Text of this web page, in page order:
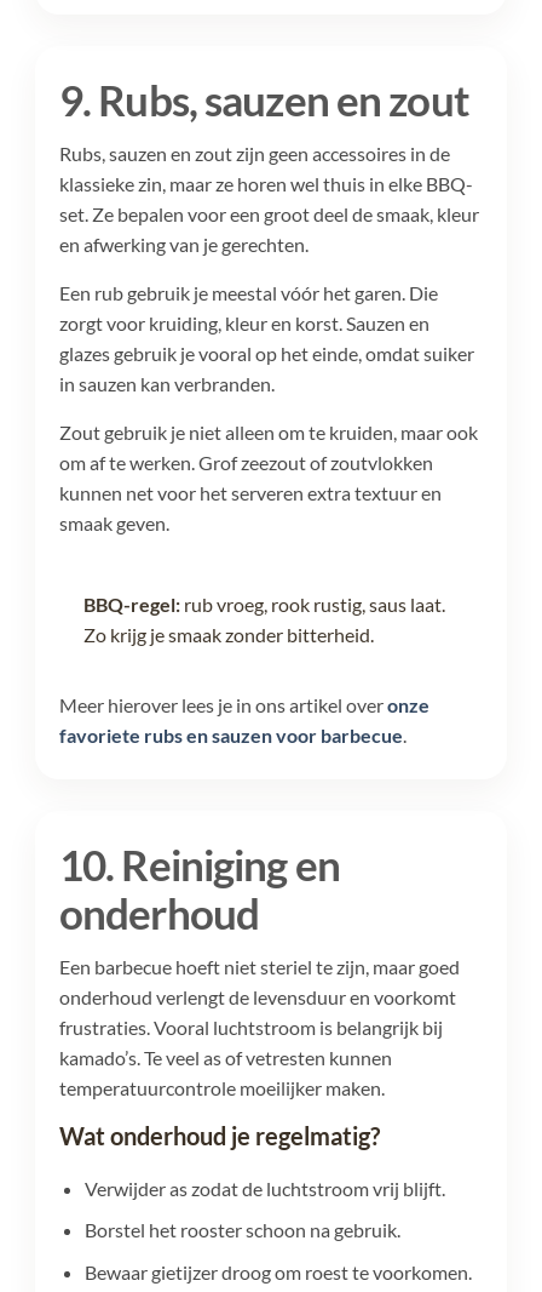
9. Rubs, sauzen en zout
Rubs, sauzen en zout zijn geen accessoires in de
klassieke zin, maar ze horen wel thuis in elke BBQ-
set. Ze bepalen voor een groot deel de smaak, kleur
en afwerking van je gerechten.
Een rub gebruik je meestal vóór het garen. Die
zorgt voor kruiding, kleur en korst. Sauzen en
glazes gebruik je vooral op het einde, omdat suiker
in sauzen kan verbranden.
Zout gebruik je niet alleen om te kruiden, maar ook
om af te werken. Grof zeezout of zoutvlokken
kunnen net voor het serveren extra textuur en
smaak geven.
BBQ-regel: rub vroeg, rook rustig, saus laat.
Zo krijg je smaak zonder bitterheid.
Meer hierover lees je in ons artikel overonze
favoriete rubs en sauzen voor barbecue
10. Reiniging en
onderhoud
Een barbecue hoeft niet steriel te zijn, maar goed
onderhoud verlengt de levensduur en voorkomt
frustraties. Vooral luchtstroom is belangrijk bij
kamado’s. Te veel as of vetresten kunnen
temperatuurcontrole moeilijker maken.
Wat onderhoud je regelmatig?
Verwijder as zodat de luchtstroom vrij blijft.
Borstel het rooster schoon na gebruik.
Bewaar gietijzer droog om roest te voorkomen.